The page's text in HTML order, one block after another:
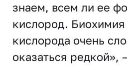
знаем, всем ли ее
кислород. Биохимия
кислорода очень
оказаться редкой»,